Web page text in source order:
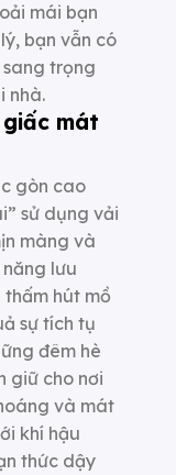
mái bạn
bạn vẫn có
trọng
nhà.
mát
gòn cao
sử dụng vải
màng và
lưu
hút mồ
sự tích tụ
đêm hè
giữ cho nơi
và mát
khí hậu
thức dậy